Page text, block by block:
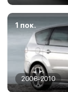
1 пок.
2006-2010